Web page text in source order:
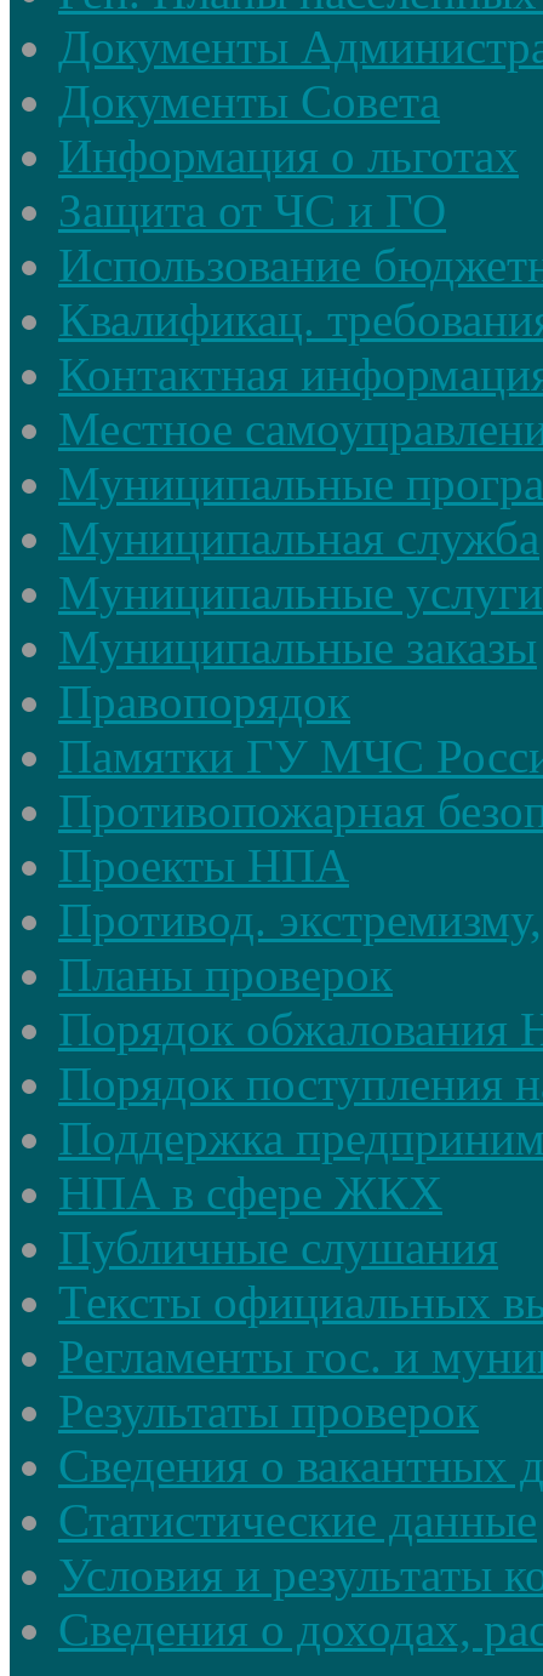
Документы
Документы Совета
Информация о льготах
Защита от ЧС и ГО
Использование
Квалификац.
Контактная
Местное
Муниципальные
Муниципальная служба
Муниципальные услуги
Муниципальные заказы
Правопорядок
Памятки ГУ МЧС
Противопожарная
Проекты НПА
Противод.
Планы проверок
Порядок
Порядок поступления
Поддержка
НПА в сфере ЖКХ
Публичные слушания
Тексты официальных
Регламенты гос. и
Результаты проверок
Сведения о вакантных
Статистические данные
Условия и результаты
Сведения о доходах,